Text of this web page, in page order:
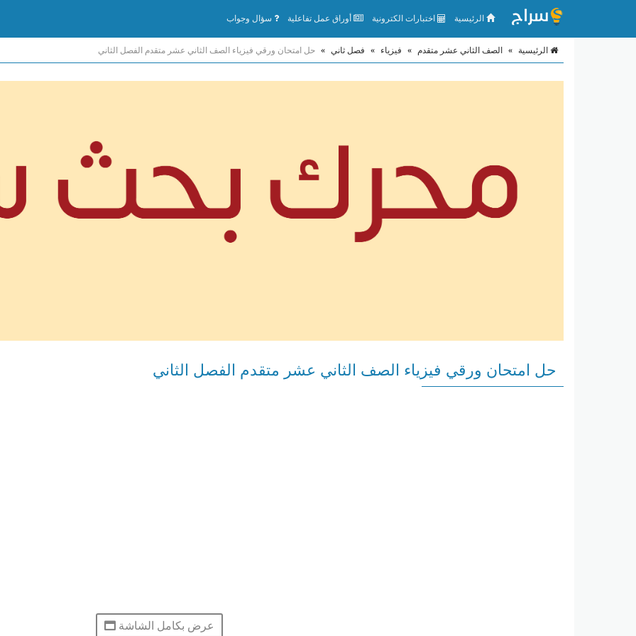
الرئيسية اختبارات الكترونية أوراق عمل تفاعلية سؤال وجواب
الرئيسية » الصف الثاني عشر متقدم » فيزياء » فصل ثاني » حل امتحان ورقي فيزياء الصف الثاني عشر متقدم الفصل الثاني
حل امتحان ورقي فيزياء الصف الثاني عشر متقدم الفصل الثاني
عرض بكامل الشاشة